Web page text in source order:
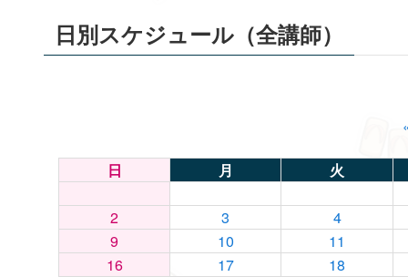
日別スケジュール（全講師）
日 月 火
2 3
4
9
10
11
16
17
18